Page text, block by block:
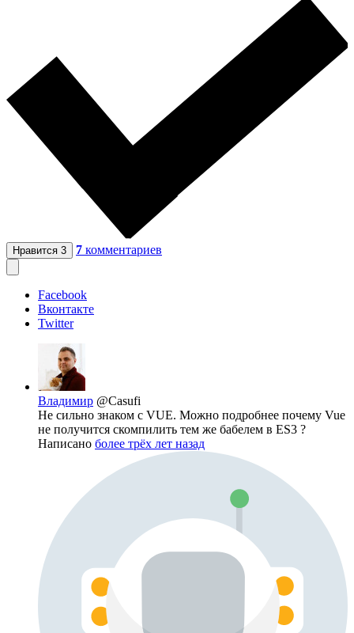
Нравится 3 7 комментариев
Facebook
Вконтакте
Twitter
Владимир @Casufi
Не сильно знаком с VUE. Можно подробнее почему Vue
не получится скомпилить тем же бабелем в ES3 ?
Написано более трёх лет назад